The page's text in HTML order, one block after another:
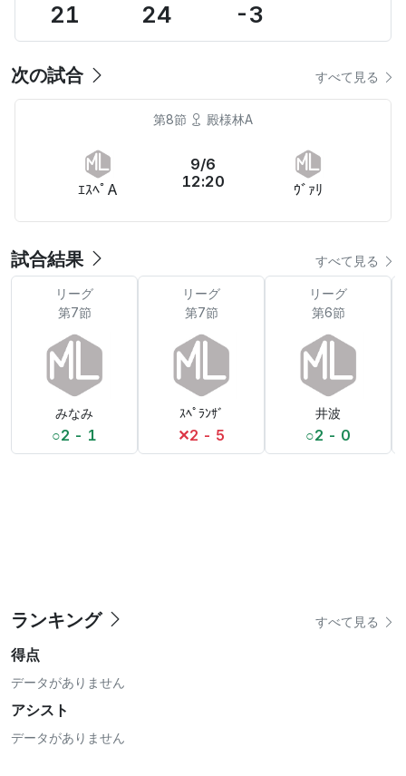
21 24 -3
次の試合 すべて見る
第8節 殿様林A
ｴｽﾍﾟA
9/6
12:20
ｳﾞｧﾘ
試合結果 すべて見る
リーグ
第7節
みなみ
○2 - 1
リーグ
第7節
ｽﾍﾟﾗﾝｻﾞ
✕2 - 5
リーグ
第6節
井波
○2 - 0
ランキング すべて見る
得点
データがありません
アシスト
データがありません